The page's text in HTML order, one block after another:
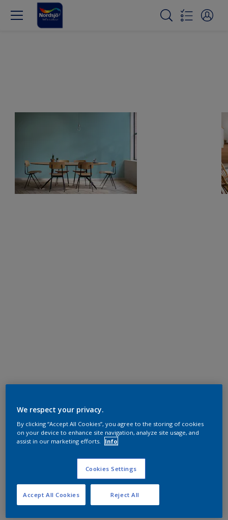
We respect your privacy.
By clicking “Accept All Cookies”, you agree to the storing of cookies
on your device to enhance site navigation, analyze site usage, and
assist in our marketing efforts.
Info
Cookies Settings
Reject All
Accept All Cookies